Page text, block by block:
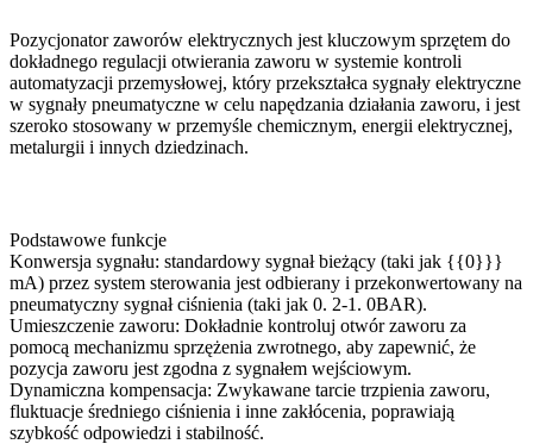
Pozycjonator zaworów elektrycznych jest kluczowym sprzętem do
dokładnego regulacji otwierania zaworu w systemie kontroli
automatyzacji przemysłowej, który przekształca sygnały elektryczne
w sygnały pneumatyczne w celu napędzania działania zaworu, i jest
szeroko stosowany w przemyśle chemicznym, energii elektrycznej,
metalurgii i innych dziedzinach.
Podstawowe funkcje
Konwersja sygnału: standardowy sygnał bieżący (taki jak {{0}}}
mA) przez system sterowania jest odbierany i przekonwertowany na
pneumatyczny sygnał ciśnienia (taki jak 0. 2-1. 0BAR).
Umieszczenie zaworu: Dokładnie kontroluj otwór zaworu za
pomocą mechanizmu sprzężenia zwrotnego, aby zapewnić, że
pozycja zaworu jest zgodna z sygnałem wejściowym.
Dynamiczna kompensacja: Zwykawane tarcie trzpienia zaworu,
fluktuacje średniego ciśnienia i inne zakłócenia, poprawiają
szybkość odpowiedzi i stabilność.